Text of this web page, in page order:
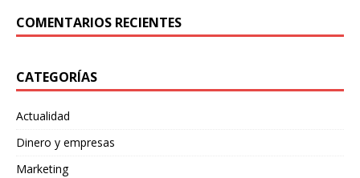
COMENTARIOS RECIENTES
CATEGORÍAS
Actualidad
Dinero y empresas
Marketing